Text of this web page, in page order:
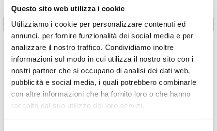
Questo sito web utilizza i cookie
Utilizziamo i cookie per personalizzare contenuti ed
annunci, per fornire funzionalità dei social media e per
analizzare il nostro traffico. Condividiamo inoltre
informazioni sul modo in cui utilizza il nostro sito con i
nostri partner che si occupano di analisi dei dati web,
pubblicità e social media, i quali potrebbero combinarle
con altre informazioni che ha fornito loro o che hanno
raccolto dal suo utilizzo dei loro servizi.
Kit paraolio valvole Gasgas 250
EC-F (2013-2015)
Kit paraolio valvole KTM 450
EXC-F (2003-2007)